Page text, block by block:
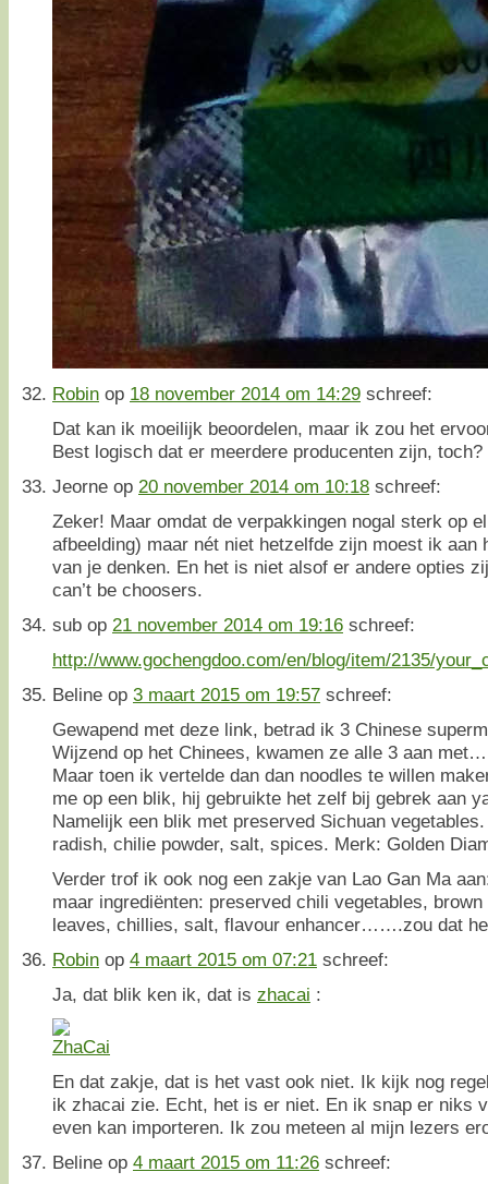
Robin op 18 november 2014 om 14:29 schreef:
Dat kan ik moeilijk beoordelen, maar ik zou het
Best logisch dat er meerdere producenten zijn, toch?
Jeorne op 20 november 2014 om 10:18 schreef:
Zeker! Maar omdat de verpakkingen nogal sterk op
afbeelding) maar nét niet hetzelfde zijn moest ik aan
van je denken. En het is niet alsof er andere opties
can’t be choosers.
sub op 21 november 2014 om 19:16 schreef:
http://www.gochengdoo.com/en/blog/item/2135/
Beline op 3 maart 2015 om 19:57 schreef:
Gewapend met deze link, betrad ik 3 Chinese
Wijzend op het Chinees, kwamen ze alle 3 aan
Maar toen ik vertelde dan dan noodles te willen
me op een blik, hij gebruikte het zelf bij gebrek aan
Namelijk een blik met preserved Sichuan
radish, chilie powder, salt, spices. Merk: Golden
Verder trof ik ook nog een zakje van Lao Gan Ma
maar ingrediënten: preserved chili vegetables,
leaves, chillies, salt, flavour enhancer…….zou dat
Robin op 4 maart 2015 om 07:21 schreef:
Ja, dat blik ken ik, dat is zhacai :
En dat zakje, dat is het vast ook niet. Ik kijk nog
ik zhacai zie. Echt, het is er niet. En ik snap er niks
even kan importeren. Ik zou meteen al mijn lezers
Beline op 4 maart 2015 om 11:26 schreef: